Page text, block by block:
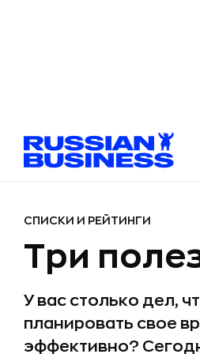
СПИСКИ И РЕЙТИНГИ
Три
У вас столько дел,
планировать свое
эффективно?